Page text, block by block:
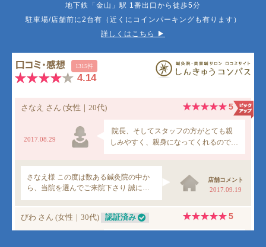
地下鉄「金山」駅 1番出口から徒歩5分
駐車場/店舗前に2台有（近くにコインパーキングも有ります）
詳しくはこちら ▶︎